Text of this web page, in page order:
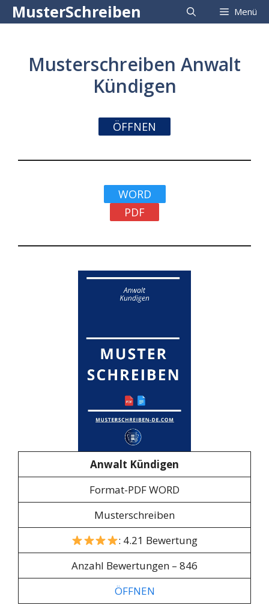
Zum
Inhalt
MusterSchreiben Menü
Musterschreiben Anwalt
Kündigen
ÖFFNEN
WORD
PDF
Anwalt Kündigen
Format-PDF WORD
Musterschreiben
: 4.21 Bewertung
Anzahl Bewertungen – 846
ÖFFNEN